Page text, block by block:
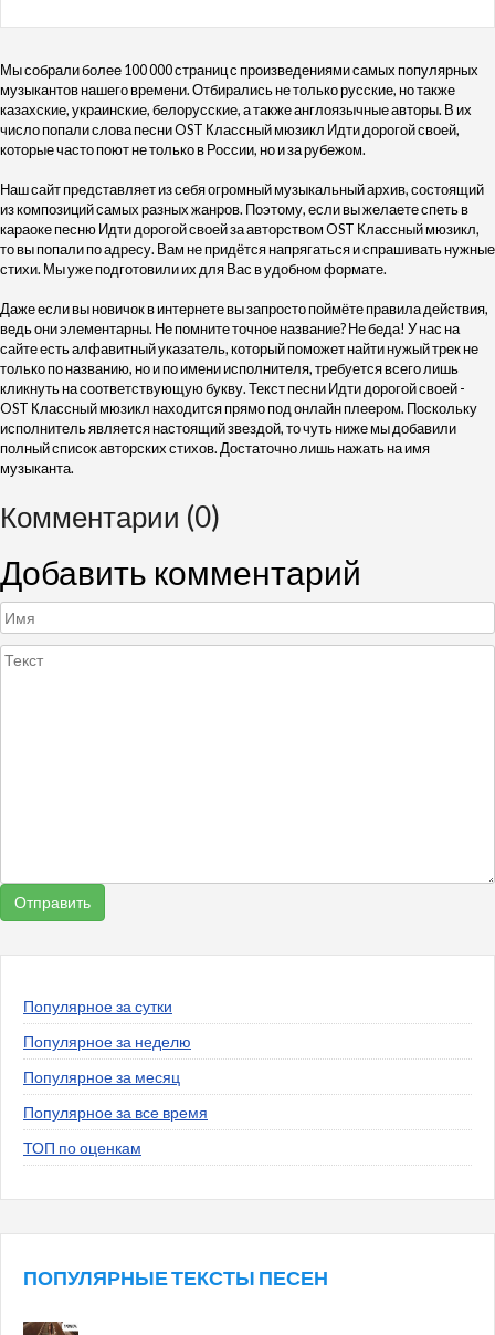
Мы собрали более 100 000 страниц с произведениями самых популярных
музыкантов нашего времени. Отбирались не только русские, но также
казахские, украинские, белорусские, а также англоязычные авторы. В их
число попали слова песни OST Классный мюзикл Идти дорогой своей,
которые часто поют не только в России, но и за рубежом.
Наш сайт представляет из себя огромный музыкальный архив, состоящий
из композиций самых разных жанров. Поэтому, если вы желаете спеть в
караоке песню Идти дорогой своей за авторством OST Классный мюзикл,
то вы попали по адресу. Вам не придётся напрягаться и спрашивать нужные
стихи. Мы уже подготовили их для Вас в удобном формате.
Даже если вы новичок в интернете вы запросто поймёте правила действия,
ведь они элементарны. Не помните точное название? Не беда! У нас на
сайте есть алфавитный указатель, который поможет найти нужый трек не
только по названию, но и по имени исполнителя, требуется всего лишь
кликнуть на соответствующую букву. Текст песни Идти дорогой своей -
OST Классный мюзикл находится прямо под онлайн плеером. Поскольку
исполнитель является настоящий звездой, то чуть ниже мы добавили
полный список авторских стихов. Достаточно лишь нажать на имя
музыканта.
Комментарии (0)
Добавить комментарий
Популярное за сутки
Популярное за неделю
Популярное за месяц
Популярное за все время
ТОП по оценкам
ПОПУЛЯРНЫЕ ТЕКСТЫ ПЕСЕН